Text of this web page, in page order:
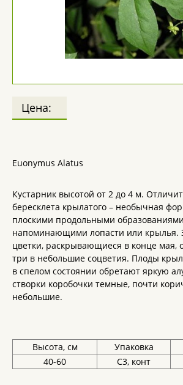
Цена:
Euonymus Alatus
Кустарник высотой от 2 до 4 м.
бересклета крылатого – необычная
плоскими продольными
напоминающими лопасти или крылья.
цветки, раскрывающиеся в конце мая,
три в небольшие соцветия. Плоды
в спелом состоянии обретают яркую
створки коробочки темные, почти
небольшие.
Высота, см Упаковка
40-60
С3, конт